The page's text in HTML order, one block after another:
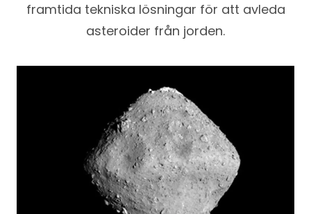
framtida tekniska lösningar för att avleda
asteroider från jorden.